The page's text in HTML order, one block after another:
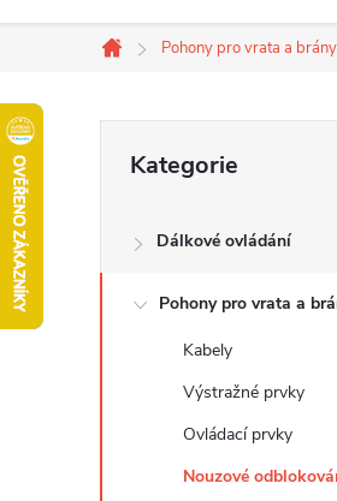
Domů
Pohony pro vrata a brány
s
kategorie
Kategorie
Dálkové ovládání
Pohony pro vrata a
Kabely
Výstražné prvky
Ovládací prvky
Nouzové